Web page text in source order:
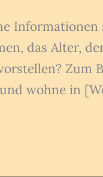
das Alter,
Zum
wohne in